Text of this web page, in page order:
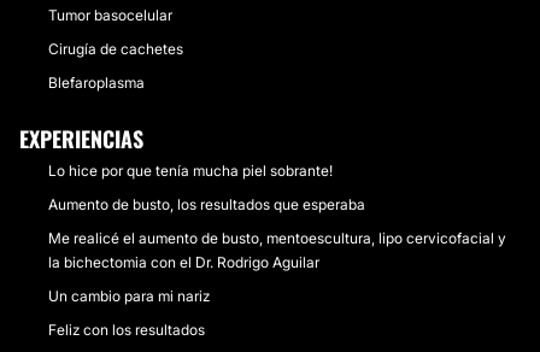
Tumor basocelular
Cirugía de cachetes
Blefaroplasma
EXPERIENCIAS
Lo hice por que tenía mucha piel sobrante!
Aumento de busto, los resultados que esperaba
Me realicé el aumento de busto, mentoescultura, lipo cervicofacial y
la bichectomia con el Dr. Rodrigo Aguilar
Un cambio para mi nariz
Feliz con los resultados